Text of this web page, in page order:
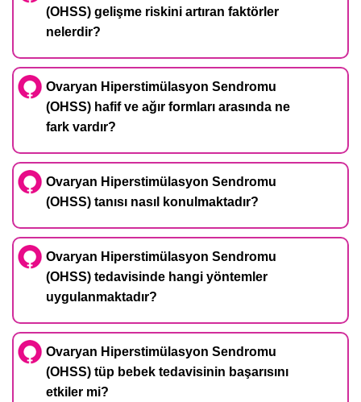
(OHSS) gelişme riskini artıran faktörler
nelerdir?
Ovaryan Hiperstimülasyon Sendromu
(OHSS) hafif ve ağır formları arasında ne
fark vardır?
Ovaryan Hiperstimülasyon Sendromu
(OHSS) tanısı nasıl konulmaktadır?
Ovaryan Hiperstimülasyon Sendromu
(OHSS) tedavisinde hangi yöntemler
uygulanmaktadır?
Ovaryan Hiperstimülasyon Sendromu
(OHSS) tüp bebek tedavisinin başarısını
etkiler mi?